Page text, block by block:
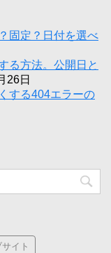
固定？日付を選べ
る方法。公開日と
26日
する404エラーの
イト